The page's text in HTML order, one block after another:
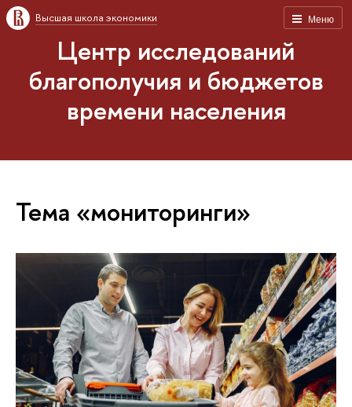
Меню
Высшая школа экономики
Центр исследований
благополучия и бюджетов
времени населения
Тема «мониторинги»